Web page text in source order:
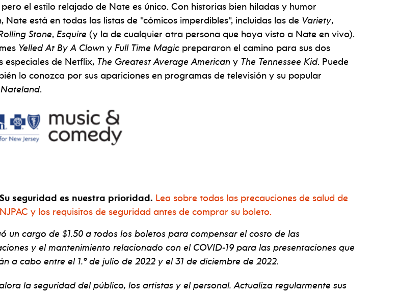
pero el estilo relajado de Nate es único. Con historias bien hiladas y humor
Nate está en todas las listas de "cómicos imperdibles", incluidas las de Variety,
Stone, Esquire (y la de cualquier otra persona que haya visto a Nate en vivo).
Yelled At By A Clown y Full Time Magic prepararon el camino para sus dos
especiales de Netflix, The Greatest Average American y The Tennessee Kid. Puede
lo conozca por sus apariciones en programas de televisión y su popular
Nateland.
Su seguridad es nuestra prioridad. Lea sobre todas las precauciones de salud de
NJPAC y los requisitos de seguridad antes de comprar su boleto.
un cargo de $1.50 a todos los boletos para compensar el costo de las
y el mantenimiento relacionado con el COVID-19 para las presentaciones que
a cabo entre el 1.º de julio de 2022 y el 31 de diciembre de 2022.
la seguridad del público, los artistas y el personal. Actualiza regularmente sus